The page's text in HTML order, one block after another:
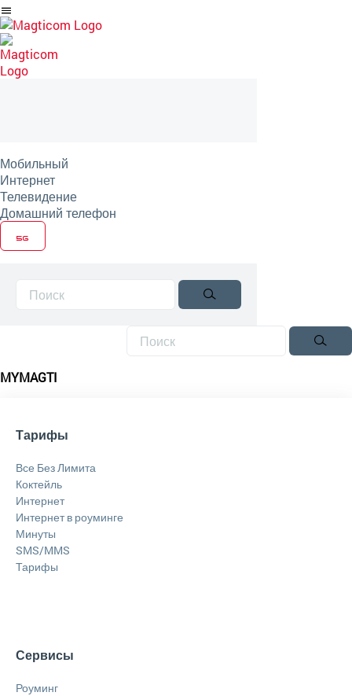
Перейти
на
артикль
Мобильный
Интернет
Телевидение
Домашний телефон
MYMAGTI
Тарифы
Все Без Лимита
Коктейль
Интернет
Интернет в роуминге
Минуты
SMS/MMS
Тарифы
Сервисы
Роуминг